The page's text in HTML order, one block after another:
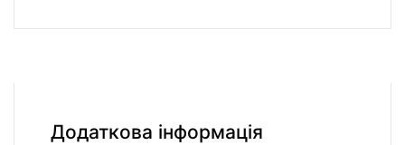
Додаткова інформація